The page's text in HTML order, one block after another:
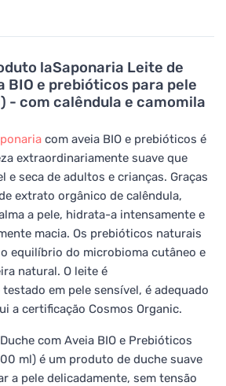
laSaponaria Leite de
BIO e prebióticos para pele
- com calêndula e camomila
com aveia BIO e prebióticos é
extraordinariamente suave que
e seca de adultos e crianças. Graças
extrato orgânico de calêndula,
a pele, hidrata-a intensamente e
macia. Os prebióticos naturais
equilíbrio do microbioma cutâneo e
natural. O leite é
em pele sensível, é adequado
a certificação Cosmos Organic.
com Aveia BIO e Prebióticos
ml) é um produto de duche suave
a pele delicadamente, sem tensão